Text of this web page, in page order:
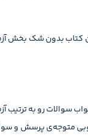
این کتاب بدون شک بخش
سوالات رو به ترتیب
متوجه‌ی پرسش و